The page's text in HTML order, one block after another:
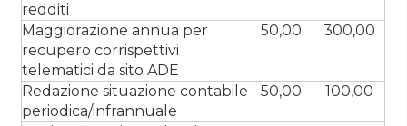
redditi
Maggiorazione annua per
recupero corrispettivi
telematici da sito ADE
50,00 300,00
Redazione situazione contabile
periodica/infrannuale
50,00 100,00